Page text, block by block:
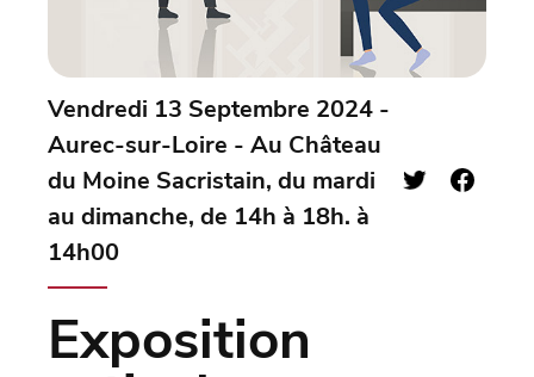
Vendredi 13 Septembre 2024 -
Aurec-sur-Loire - Au Château
du Moine Sacristain, du mardi
au dimanche, de 14h à 18h. à
14h00
Exposition